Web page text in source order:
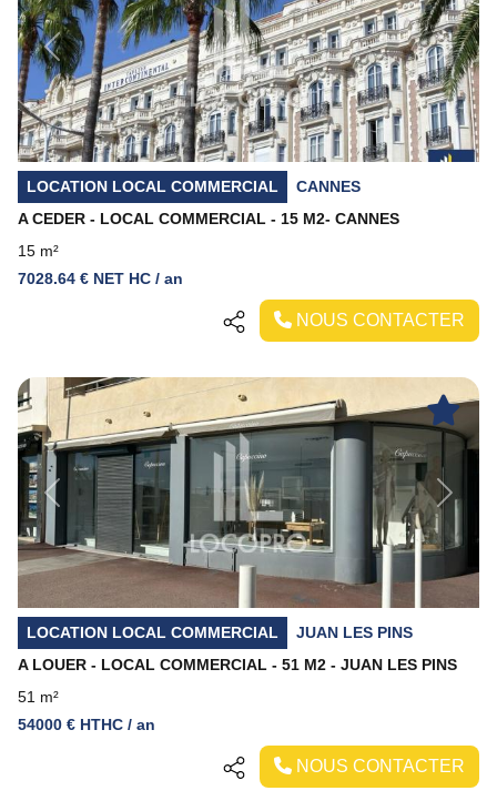
Previous Next
LOCATION LOCAL COMMERCIAL
CANNES
A CEDER - LOCAL COMMERCIAL - 15 M2- CANNES
15 m²
7028.64 € NET HC / an
NOUS CONTACTER
Previous Next
LOCATION LOCAL COMMERCIAL
JUAN LES PINS
A LOUER - LOCAL COMMERCIAL - 51 M2 - JUAN LES PINS
51 m²
54000 € HTHC / an
NOUS CONTACTER